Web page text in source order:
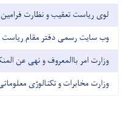
لوی ریاست تعقیب و نظارت
وب سایت رسمی دفتر مقام ریاست
وزارت امر باالمعروف و نهی عن
وزارت مخابرات و تکنالوژی